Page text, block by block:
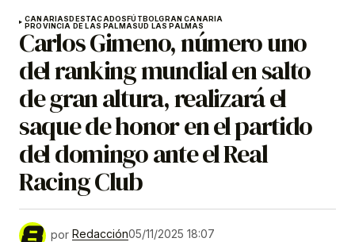
CANARIASDESTACADOSFÚTBOLGRAN CANARIA
PROVINCIA DE LAS PALMASUD LAS PALMAS
Carlos Gimeno, número uno
del ranking mundial en salto
de gran altura, realizará el
saque de honor en el partido
del domingo ante el Real
Racing Club
por Redacción05/11/2025 18:07